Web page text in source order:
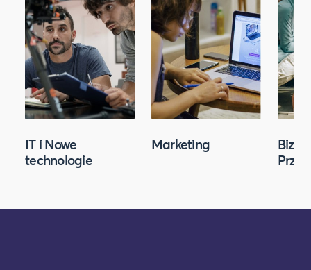
IT i Nowe
technologie
Marketing